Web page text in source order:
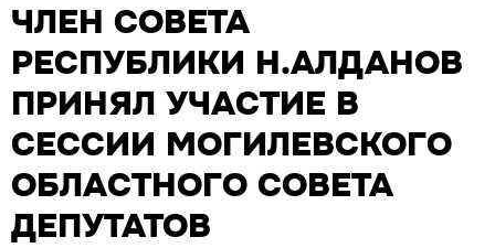
ЧЛЕН СОВЕТА
РЕСПУБЛИКИ Н.АЛДАНОВ
ПРИНЯЛ УЧАСТИЕ В
СЕССИИ МОГИЛЕВСКОГО
ОБЛАСТНОГО СОВЕТА
ДЕПУТАТОВ